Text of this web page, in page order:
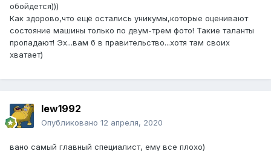
обойдется)))
Как здорово,что ещё остались уникумы,которые оценивают
состояние машины только по двум-трем фото! Такие таланты
пропадают! Эх...вам б в правительство...хотя там своих
хватает)
lew1992
Опубликовано 12 апреля, 2020
вано самый главный специалист, ему все плохо)